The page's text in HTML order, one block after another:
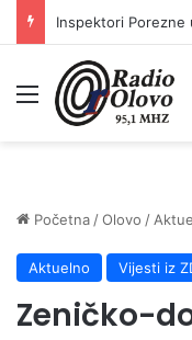
Meni
Početna /Olovo /
Aktuelno Vijesti iz
Zeničko-